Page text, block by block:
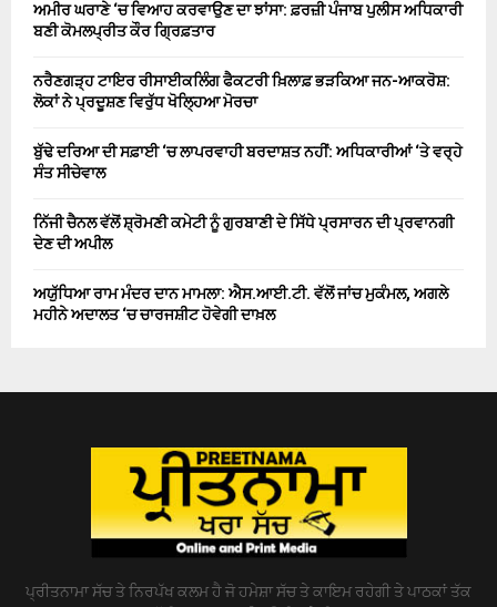
ਅਮੀਰ ਘਰਾਣੇ ‘ਚ ਵਿਆਹ ਕਰਵਾਉਣ ਦਾ ਝਾਂਸਾ: ਫ਼ਰਜ਼ੀ ਪੰਜਾਬ ਪੁਲੀਸ ਅਧਿਕਾਰੀ
ਬਣੀ ਕੋਮਲਪ੍ਰੀਤ ਕੌਰ ਗ੍ਰਿਫ਼ਤਾਰ
ਨਰੈਣਗੜ੍ਹ ਟਾਇਰ ਰੀਸਾਈਕਲਿੰਗ ਫੈਕਟਰੀ ਖ਼ਿਲਾਫ਼ ਭੜਕਿਆ ਜਨ-ਆਕਰੋਸ਼:
ਲੋਕਾਂ ਨੇ ਪ੍ਰਦੂਸ਼ਣ ਵਿਰੁੱਧ ਖੋਲ੍ਹਿਆ ਮੋਰਚਾ
ਬੁੱਢੇ ਦਰਿਆ ਦੀ ਸਫ਼ਾਈ ‘ਚ ਲਾਪਰਵਾਹੀ ਬਰਦਾਸ਼ਤ ਨਹੀਂ: ਅਧਿਕਾਰੀਆਂ ‘ਤੇ ਵਰ੍ਹੇ
ਸੰਤ ਸੀਚੇਵਾਲ
ਨਿੱਜੀ ਚੈਨਲ ਵੱਲੋਂ ਸ਼੍ਰੋਮਣੀ ਕਮੇਟੀ ਨੂੰ ਗੁਰਬਾਣੀ ਦੇ ਸਿੱਧੇ ਪ੍ਰਸਾਰਨ ਦੀ ਪ੍ਰਵਾਨਗੀ
ਦੇਣ ਦੀ ਅਪੀਲ
ਅਯੁੱਧਿਆ ਰਾਮ ਮੰਦਰ ਦਾਨ ਮਾਮਲਾ: ਐਸ.ਆਈ.ਟੀ. ਵੱਲੋਂ ਜਾਂਚ ਮੁਕੰਮਲ, ਅਗਲੇ
ਮਹੀਨੇ ਅਦਾਲਤ ‘ਚ ਚਾਰਜਸ਼ੀਟ ਹੋਵੇਗੀ ਦਾਖ਼ਲ
ਪ੍ਰੀਤਨਾਮਾ ਸੱਚ ਤੇ ਨਿਰਪੱਖ ਕਲਮ ਹੈ ਜੋ ਹਮੇਸ਼ਾ ਸੱਚ ਤੇ ਕਾਇਮ ਰਹੇਗੀ ਤੇ ਪਾਠਕਾਂ ਤੱਕ